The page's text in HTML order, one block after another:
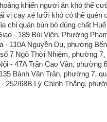
khiến người ăn khó thể
vị cay xé lưỡi khó có thể quên
chỉ quán bún bò đúng chất
- 189 Bùi Viện, Phường
- 110A Nguyễn Du, phường
7 Ngô Thời Nhiệm, phường 7,
- 47A Trần Cao Vân, phường
Bành Văn Trân, phường 7,
252/68B Lý Chính Thắng,